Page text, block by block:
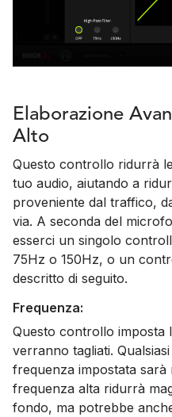
Elaborazione
Alto
Questo controllo ridurrà
tuo audio, aiutando a
proveniente dal traffico,
via. A seconda del
esserci un singolo
75Hz o 150Hz, o un
descritto di seguito.
Frequenza:
Questo controllo imposta
verranno tagliati.
frequenza impostata
frequenza alta ridurrà
fondo, ma potrebbe